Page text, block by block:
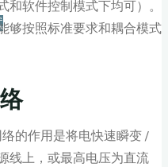
软件控制模式下均可）。
够按照标准要求和耦合模式
的作用是将电快速瞬变 /
线上，或最高电压为直流